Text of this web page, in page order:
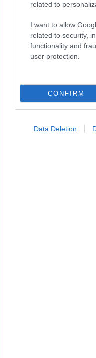
related to
I want to allow
related to security,
functionality and
user protection.
CONFIRM
Data Deletion